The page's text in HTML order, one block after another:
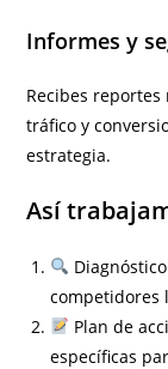
Informes y
Recibes
tráfico y
estrategia.
Así
competidores
Plan de
específicas